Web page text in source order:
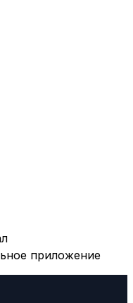
приложение